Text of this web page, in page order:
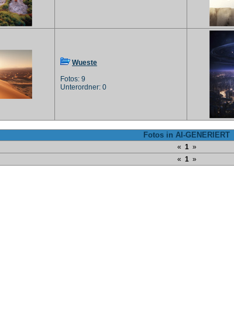
Wueste
Fotos: 9
Unterordner: 0
Fotos in AI-GENERIERT
« 1»
« 1»